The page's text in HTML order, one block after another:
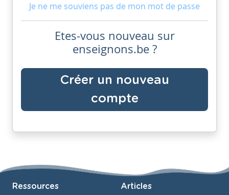
Je ne me souviens pas de mon mot de passe
Etes-vous nouveau sur
enseignons.be ?
Créer un nouveau
compte
Ressources Articles